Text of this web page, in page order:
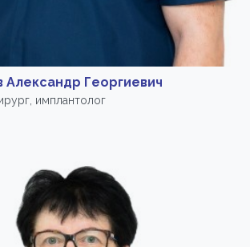
Александр Георгиевич
имплантолог